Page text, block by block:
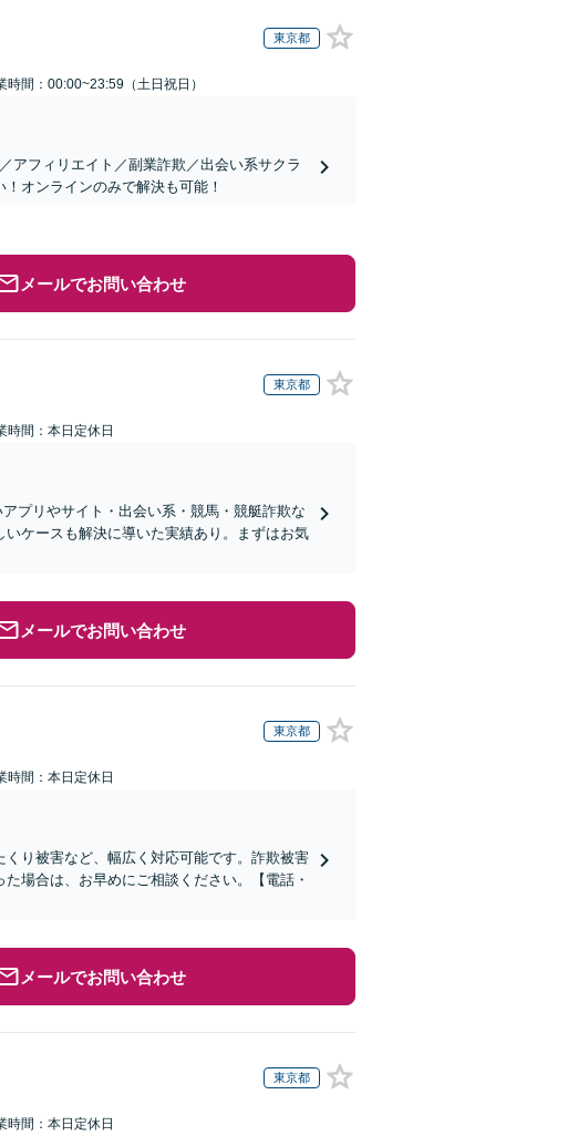
東京都
時間：00:00~23:59（土日祝日）
アフィリエイト／副業詐欺／出会い系サクラ
オンラインのみで解決も可能！
メールでお問い合わせ
東京都
時間：本日定休日
プリやサイト・出会い系・競馬・競艇詐欺な
ケースも解決に導いた実績あり。まずはお気
メールでお問い合わせ
東京都
時間：本日定休日
くり被害など、幅広く対応可能です。詐欺被害
場合は、お早めにご相談ください。【電話・
メールでお問い合わせ
東京都
時間：本日定休日